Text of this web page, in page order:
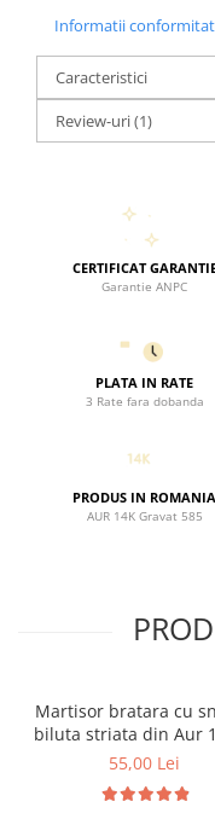
Informatii
Caracteristici
Review-uri(1)
CERTIFICAT
Garantie ANPC
PLATA IN RATE
3 Rate fara dobanda
PRODUS IN ROMANIA
AUR 14K Gravat 585
Martisor bratara cu
biluta striata din Aur
perla naturala de
55,00 Lei